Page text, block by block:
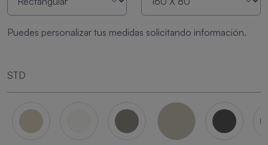
Puedes personalizar tus medidas solicitando información.
STD